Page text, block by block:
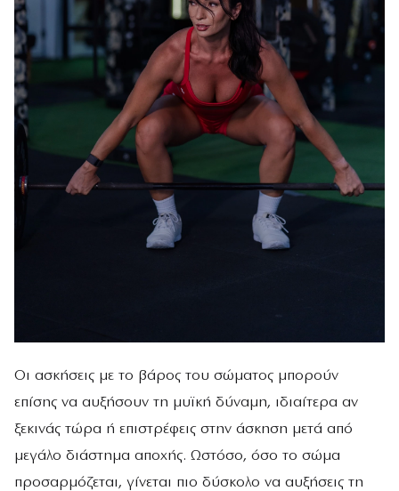
Οι ασκήσεις με το βάρος του σώματος μπορούν
επίσης να αυξήσουν τη μυϊκή δύναμη, ιδιαίτερα αν
ξεκινάς τώρα ή επιστρέφεις στην άσκηση μετά από
μεγάλο διάστημα αποχής. Ωστόσο, όσο το σώμα
προσαρμόζεται, γίνεται πιο δύσκολο να αυξήσεις τη